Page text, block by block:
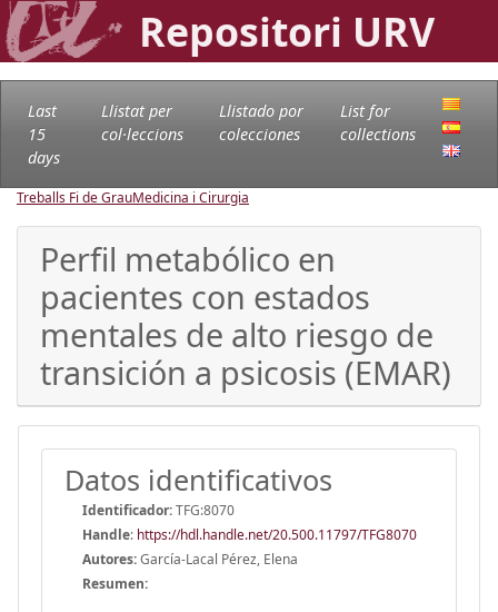
Repositori URV
Last
15
days
Llistat per
col·leccions
Llistado por
colecciones
List for
collections
Treballs Fi de GrauMedicina i Cirurgia
Perfil metabólico en
pacientes con estados
mentales de alto riesgo de
transición a psicosis (EMAR)
Datos identificativos
Identificador:TFG:8070
Handle: https://hdl.handle.net/20.500.11797/TFG8070
Autores:García-Lacal Pérez, Elena
Resumen: